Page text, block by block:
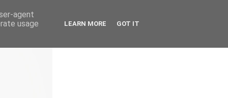
agent
usage
LEARN MORE GOT IT